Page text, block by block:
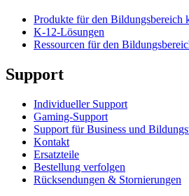
Produkte für den Bildungsbereich
K-12-Lösungen
Ressourcen für den
Support
Individueller Support
Gaming-Support
Support für Business und
Kontakt
Ersatzteile
Bestellung verfolgen
Rücksendungen & Stornierungen